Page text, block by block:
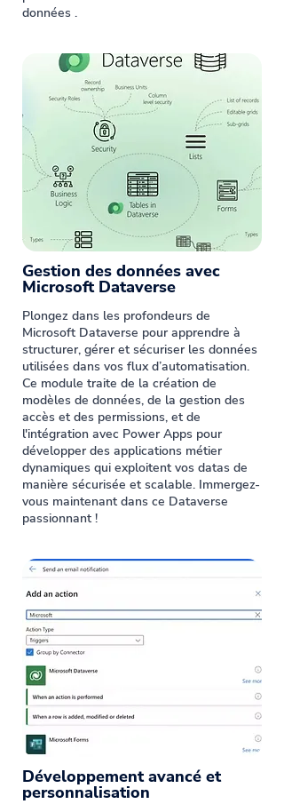
données .
Gestion des données avec
Microsoft Dataverse
Plongez dans les profondeurs de
Microsoft Dataverse pour apprendre à
structurer, gérer et sécuriser les données
utilisées dans vos flux d’automatisation.
Ce module traite de la création de
modèles de données, de la gestion des
accès et des permissions, et de
l'intégration avec Power Apps pour
développer des applications métier
dynamiques qui exploitent vos datas de
manière sécurisée et scalable. Immergez-
vous maintenant dans ce Dataverse
passionnant !
Développement avancé et
personnalisation